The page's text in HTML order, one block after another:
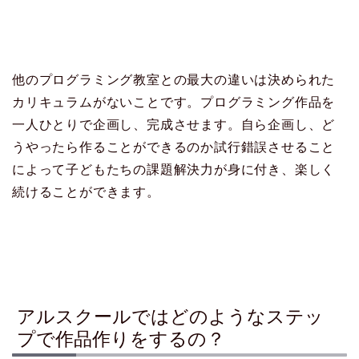
他のプログラミング教室との最大の違いは決められた
カリキュラムがないことです。プログラミング作品を
一人ひとりで企画し、完成させます。自ら企画し、ど
うやったら作ることができるのか試行錯誤させること
によって子どもたちの課題解決力が身に付き、楽しく
続けることができます。
アルスクールではどのようなステッ
プで作品作りをするの？